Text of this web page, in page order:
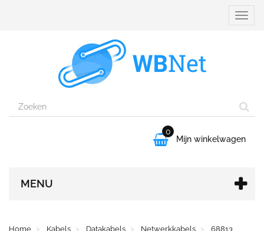

0
Mijn winkelwagen
MENU
Home Kabels Datakabels Netwerkkabels 68813